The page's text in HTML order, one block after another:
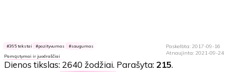
Paskelbta: 2017-09-16
Atnaujinta: 2021-09-24
365 tekstai pozityvumas saugumas
Pamąstymai ir juodraščiai
Dienos tikslas:2640 žodžiai. Parašyta:215.